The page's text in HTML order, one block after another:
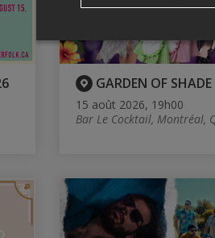
GARDEN OF SHADE
15 août 2026, 19h00
Bar Le Cocktail, Montréal,